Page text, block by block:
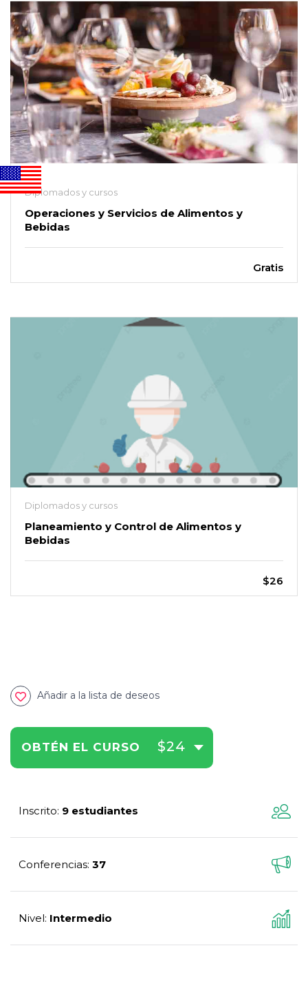
Diplomados y cursos
Operaciones y Servicios de Alimentos y
Bebidas
Gratis
Diplomados y cursos
Planeamiento y Control de Alimentos y
Bebidas
$26
Añadir a la lista de deseos
OBTÉN EL CURSO $24
Inscrito: 9 estudiantes
Conferencias: 37
Nivel: Intermedio